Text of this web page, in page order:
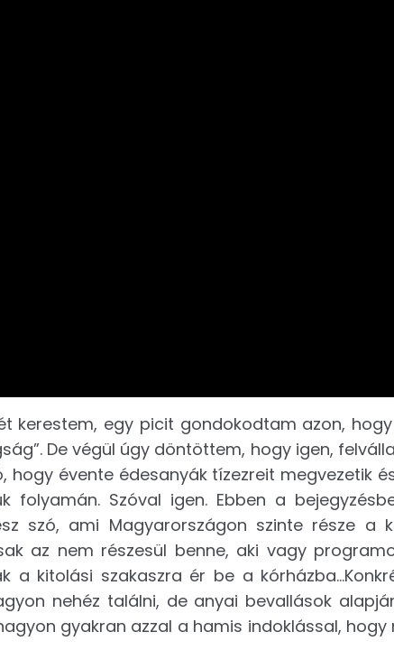
kerestem, egy picit gondokodtam azon,
De végül úgy döntöttem, hogy igen,
évente édesanyák tízezreit megvezetik
folyamán. Szóval igen. Ebben a
szó, ami Magyarországon szinte része a
az nem részesül benne, aki vagy
a kitolási szakaszra ér be a
nehéz találni, de anyai bevallások
gyakran azzal a hamis indoklással,